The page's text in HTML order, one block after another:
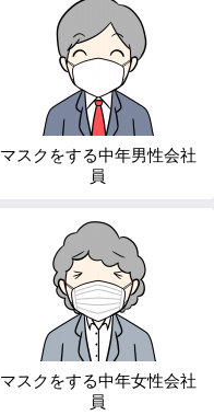
マスクをする中年男性会社
員
マスクをする中年女性会社
員